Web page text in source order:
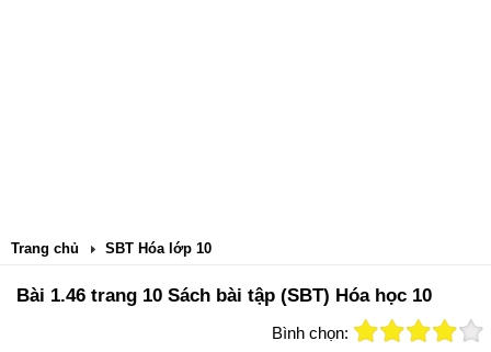
Trang chủ SBT Hóa lớp 10
Bài 1.46 trang 10 Sách bài tập (SBT) Hóa học 10
Bình chọn: